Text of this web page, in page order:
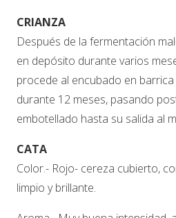
CRIANZA
Después de la fermentación
en depósito durante varios
procede al encubado en
durante 12 meses, pasando
embotellado hasta su salida al
CATA
Color.- Rojo- cereza cubierto,
limpio y brillante.